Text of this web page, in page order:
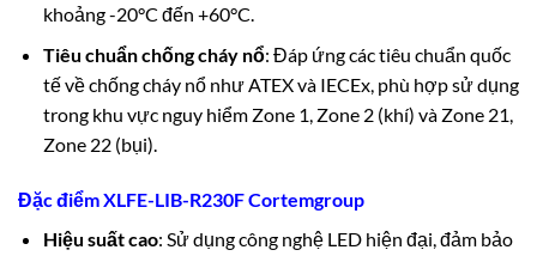
khoảng -20°C đến +60°C.
Tiêu chuẩn chống cháy nổ: Đáp ứng các tiêu chuẩn quốc
tế về chống cháy nổ như ATEX và IECEx, phù hợp sử dụng
trong khu vực nguy hiểm Zone 1, Zone 2 (khí) và Zone 21,
Zone 22 (bụi).
Đặc điểm XLFE-LIB-R230F Cortemgroup
Hiệu suất cao: Sử dụng công nghệ LED hiện đại, đảm bảo